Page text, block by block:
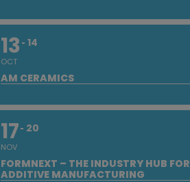
13
OCT
14
AM CERAMICS
17
NOV
20
FORMNEXT – THE INDUSTRY HUB FOR
ADDITIVE MANUFACTURING